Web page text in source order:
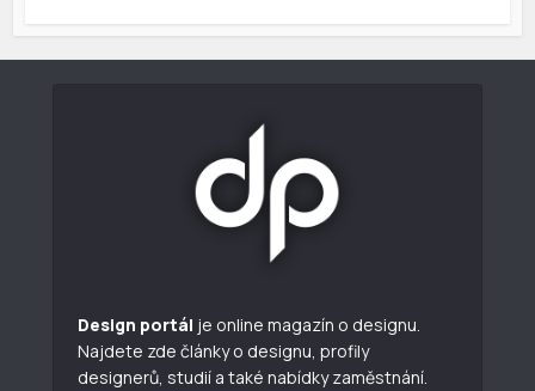
Design portál je online magazín o designu.
Najdete zde články o designu, profily
designerů, studií a také nabídky zaměstnání.